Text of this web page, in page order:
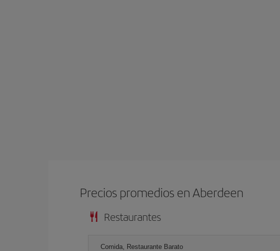
Precios promedios en Aberdeen
Restaurantes
Comida, Restaurante Barato